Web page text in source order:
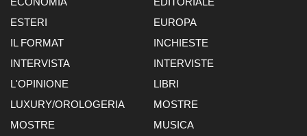
ESTERI
EUROPA
IL FORMAT
INCHIESTE
INTERVISTA
INTERVISTE
L'OPINIONE
LIBRI
LUXURY/OROLOGERIA
MOSTRE
MOSTRE
MUSICA